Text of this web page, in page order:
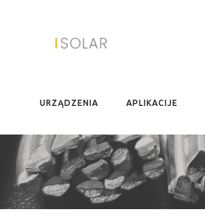
URZĄDZENIA APLIKACIJE